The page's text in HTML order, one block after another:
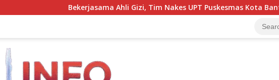
Bekerjasama Ahli Gizi, Tim Nakes UPT Puskesmas Kota Bantaeng